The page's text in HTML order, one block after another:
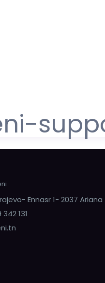
Ennasr 1- 2037 Ariana
131